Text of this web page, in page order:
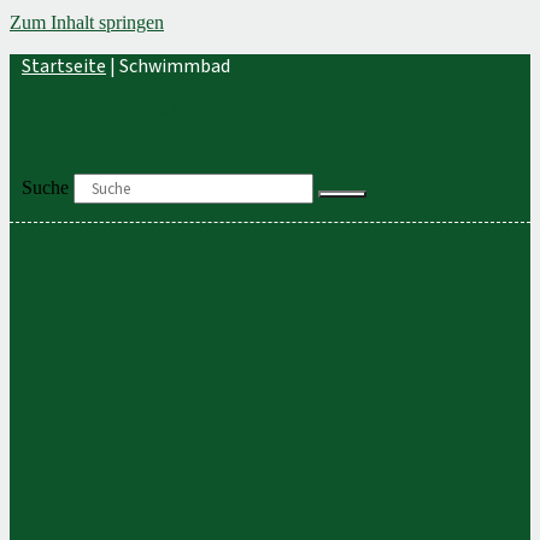
Zum Inhalt springen
Startseite | Schwimmbad
Suche